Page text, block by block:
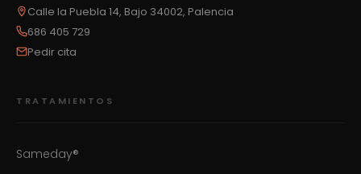
Calle la Puebla 14, Bajo 34002, Palencia
686 405 729
Pedir cita
TRATAMIENTOS
Sameday®